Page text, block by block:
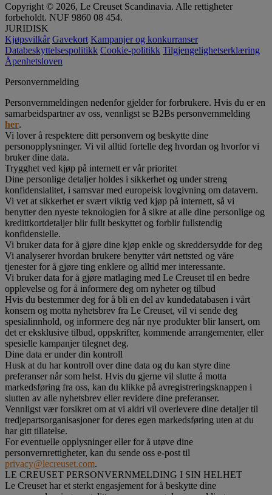
Copyright © 2026, Le Creuset Scandinavia. Alle rettigheter
forbeholdt. NUF 9860 08 454.
JURIDISK
Kjøpsvilkår Gavekort Kampanjer og konkurranser
Databeskyttelsespolitikk Cookie-politikk Tilgjengelighetserklæring
Åpenhetsloven
Personvernmelding
Personvernmeldingen nedenfor gjelder for forbrukere. Hvis du er en
samarbeidspartner av oss, vennligst se B2Bs personvernmelding
her.
Vi lover å respektere ditt personvern og beskytte dine
personopplysninger. Vi vil alltid fortelle deg hvordan og hvorfor vi
bruker dine data.
Trygghet ved kjøp på internett er vår prioritet
Dine personlige detaljer holdes i sikkerhet og under streng
konfidensialitet, i samsvar med europeisk lovgivning om datavern.
Vi vet at sikkerhet er svært viktig ved kjøp på internett, så vi
benytter den nyeste teknologien for å sikre at alle dine personlige og
kredittkortdetaljer blir fullt beskyttet og forblir fullstendig
konfidensielle.
Vi bruker data for å gjøre dine kjøp enkle og skreddersydde for deg
Vi analyserer hvordan brukere benytter vårt nettsted og våre
tjenester for å gjøre ting enklere og alltid mer interessante.
Vi bruker data for å gjøre matlaging med Le Creuset til en bedre
opplevelse og for å informere deg om nyheter og tilbud
Hvis du bestemmer deg for å bli en del av kundedatabasen i vårt
konsern og motta nyhetsbrev fra Le Creuset, vil vi sende deg
spesialinnhold, og informere deg når nye produkter blir lansert, om
det er eksklusive tilbud, oppskrifter, kommende arrangementer, eller
spesielle kampanjer tilegnet deg.
Dine data er under din kontroll
Husk at du har kontroll over dine data og du kan styre dine
preferanser når som helst. Hvis du gjerne vil slutte å motta
markedsføring fra oss, kan du klikke på avregistreringsknappen i
slutten av alle nyhetsbrev eller revidere dine preferanser.
Vennligst vær forsikret om at vi aldri vil overlevere dine detaljer til
tredjepartsorganisasjoner for deres egen markedsføring uten at du
har gitt tillatelse.
For eventuelle opplysninger eller for å utøve dine
personvernrettigheter, kan du sende oss e-post til
privacy@lecreuset.com.
LE CREUSET PERSONVERNMELDING I SIN HELHET
Le Creuset har et sterkt engasjement for å beskytte dine